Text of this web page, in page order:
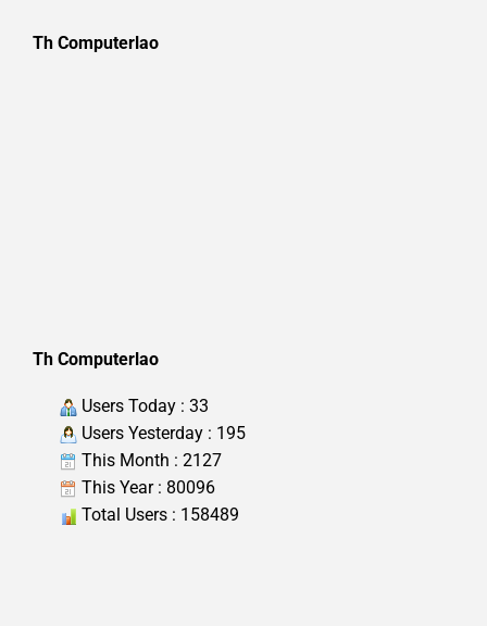
Th Computerlao
Th Computerlao
Users Today : 33
Users Yesterday : 195
This Month : 2127
This Year : 80096
Total Users : 158489